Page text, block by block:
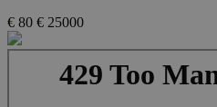
€ 80 € 25000